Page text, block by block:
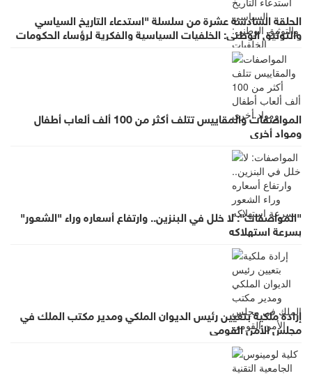
الحلقة السادسة عشرة من سلسلة "استدعاء التاريخ السياسي
والتوثيق الوطني: الخلفيات السياسية والفكرية لرؤساء الحكومات
في عهد الملك الحسين بن طلال (١٩٥٣- ١٩٩٩)"
المواصفات والمقاييس تتلف أكثر من 100 ألف ألعاب أطفال
ومواد أخرى
"المواصفات": لا خلل في البنزين.. وارتفاع أسعاره وراء "الشعور"
بسرعة استهلاكه
إرادة ملكية بتعيين رئيس الديوان الملكي ومدير مكتب الملك في
مجلس الأمن القومي